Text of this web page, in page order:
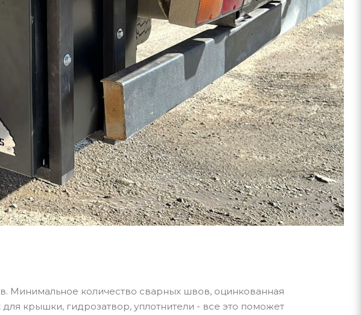
Минимальное количество сварных швов, оцинкованная
крышки, гидрозатвор, уплотнители - все это поможет